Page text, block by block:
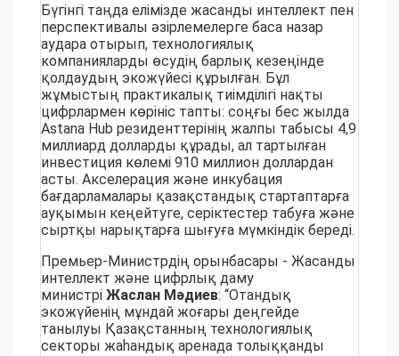
Бүгінгі таңда елімізде жасанды интеллект пен
перспективалы әзірлемелерге баса назар
аудара отырып, технологиялық
компанияларды өсудің барлық кезеңінде
қолдаудың экожүйесі құрылған. Бұл
жұмыстың практикалық тиімділігі нақты
цифрлармен көрініс тапты: соңғы бес жылда
Astana Hub резиденттерінің жалпы табысы 4,9
миллиард долларды құрады, ал тартылған
инвестиция көлемі 910 миллион доллардан
асты. Акселерация және инкубация
бағдарламалары қазақстандық стартаптарға
ауқымын кеңейтуге, серіктестер табуға және
сыртқы нарықтарға шығуға мүмкіндік береді.
Премьер-Министрдің орынбасары - Жасанды
интеллект және цифрлық даму
министрі Жаслан Мәдиев: “Отандық
экожүйенің мұндай жоғары деңгейде
танылуы Қазақстанның технологиялық
секторы жаһандық аренада толыққанды